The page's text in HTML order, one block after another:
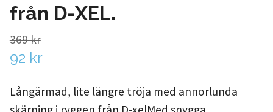
från D-XEL.
369 kr
92 kr
Långärmad, lite längre tröja med annorlunda